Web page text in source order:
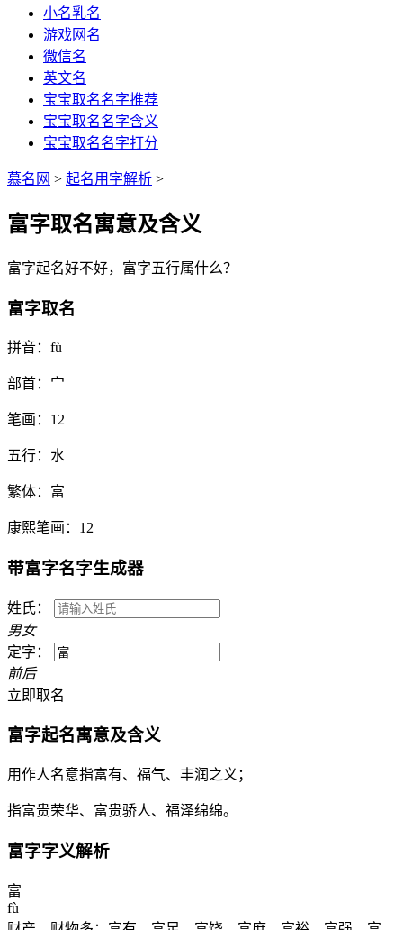
小名乳名
游戏网名
微信名
英文名
宝宝取名名字推荐
宝宝取名名字含义
宝宝取名名字打分
慕名网 > 起名用字解析 >
富字取名寓意及含义
富字起名好不好， 富字五行属什么？
富字取名
拼音： fù
部首： 宀
笔画： 12
五行： 水
繁体： 富
康熙笔画： 12
带富字名字生成器
姓氏：
男女
定字：
前后
立即取名
富字起名寓意及含义
用作人名意指富有、福气、丰润之义；
指富贵荣华、富贵骄人、福泽绵绵。
富字字义解析
富
fù